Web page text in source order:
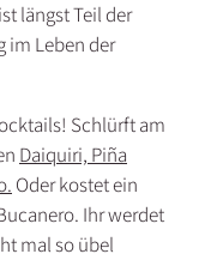
längst Teil der
im Leben der
Schlürft am
Daiquiri, Piña
Oder kostet ein
Ihr werdet
mal so übel